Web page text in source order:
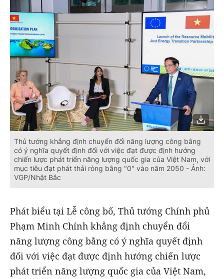
Thủ tướng khẳng định chuyển đổi năng lượng công bằng
có ý nghĩa quyết định đối với việc đạt được định hướng
chiến lược phát triển năng lượng quốc gia của Việt Nam, với
mục tiêu đạt phát thải ròng bằng "0" vào năm 2050 - Ảnh:
VGP/Nhật Bắc
Phát biểu tại Lễ công bố, Thủ tướng Chính phủ
Phạm Minh Chính khẳng định chuyển đổi
năng lượng công bằng có ý nghĩa quyết định
đối với việc đạt được định hướng chiến lược
phát triển năng lượng quốc gia của Việt Nam,